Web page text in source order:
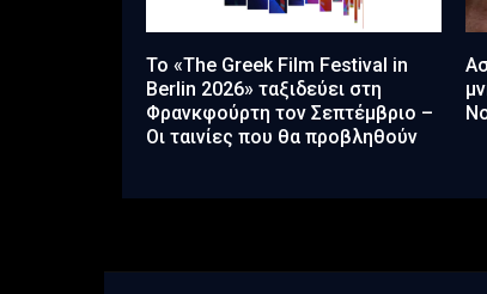
Το «The Greek Film Festival in
Berlin 2026» ταξιδεύει στη
Φρανκφούρτη τον Σεπτέμβριο –
Οι ταινίες που θα προβληθούν